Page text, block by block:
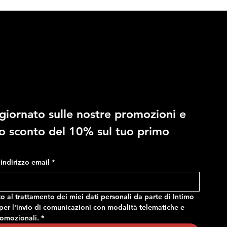
RAGNO - Costume in fantasia
mimetica, con tasche e vita
Prezzo
24,90 €
RAGNO - Slip regolabile in
microfibra stretch
sulle nostre promozioni e
sconto del 10% sul tuo primo
email *
al trattamento dei miei dati personali da parte di Intimo
l'invio di comunicazioni con modalità telematiche e
*